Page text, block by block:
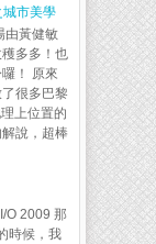
市美學
由黃健敏
多多！也
！ 原來
很多巴黎
上位置的
說，超棒
O 2009 那
時候，我